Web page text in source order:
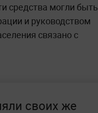
средства могли быть
и руководством
связано с
своих же